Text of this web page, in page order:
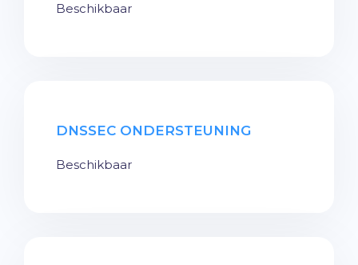
Beschikbaar
DNSSEC ONDERSTEUNING
Beschikbaar